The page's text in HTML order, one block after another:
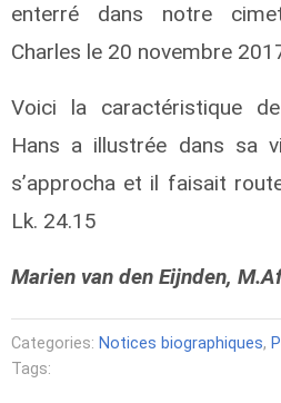
enterré dans notre
Charles le 20 novembre
Voici la caractéristique
Hans a illustrée dans sa
s’approcha et il faisait
Lk. 24.15
Marien van den Eijnden,
Categories: Notices biographiques,
Tags: